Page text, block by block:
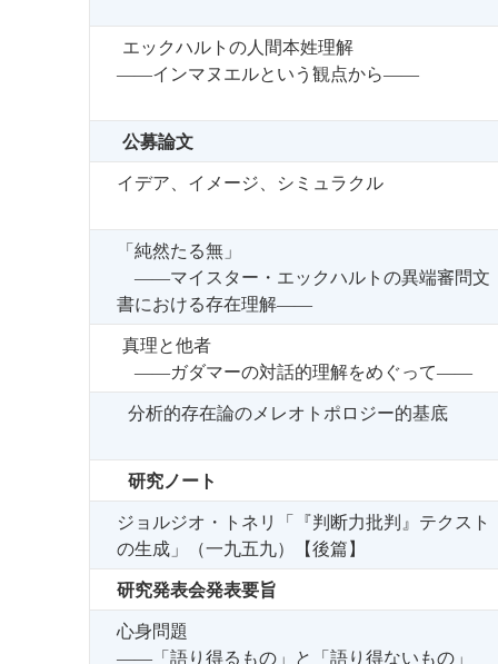
エックハルトの人間本姓理解
――インマヌエルという観点から――
公募論文
イデア、イメージ、シミュラクル
「純然たる無」
――マイスター・エックハルトの異端審問文
書における存在理解――
真理と他者
――ガダマーの対話的理解をめぐって――
分析的存在論のメレオトポロジー的基底
研究ノート
ジョルジオ・トネリ「『判断力批判』テクスト
の生成」（一九五九）【後篇】
研究発表会発表要旨
心身問題
――「語り得るもの」と「語り得ないもの」